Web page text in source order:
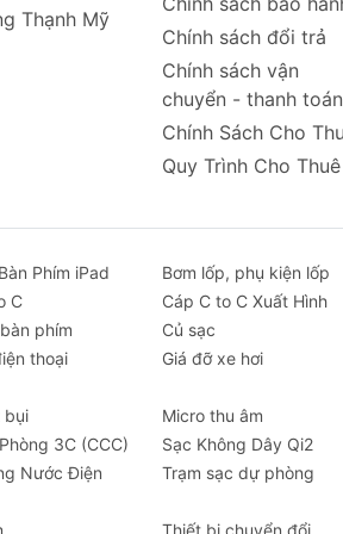
4K, máy chiếu Wanbo mang đến
(chỉ trong 1-3 giây) giúp bạn
ảnh lên đến 100 inch, với độ sáng
hệ thống loa kép 3W và 11 quy
chân thực, không bị tạp âm.
16GB, cho phép bạn cập nhật vô
trình yêu thích qua ứng dụng
Thạnh Mỹ
Chính sách đổi trả
Chính sách vận
chuyển - thanh toán
Chính Sách Cho
Quy Trình Cho Thuê
Phím iPad Bơm lốp, phụ kiện lốp
C Cáp C to C Xuất Hình
phím Củ sạc
thoại Giá đỡ xe hơi
bụi Micro thu âm
3C (CCC) Sạc Không Dây Qi2
Nước Điện
Trạm sạc dự phòng
Thiết bị chuyển đổi